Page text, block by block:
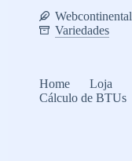
Webcontinental
Variedades
Home Loja
Cálculo de BTUs